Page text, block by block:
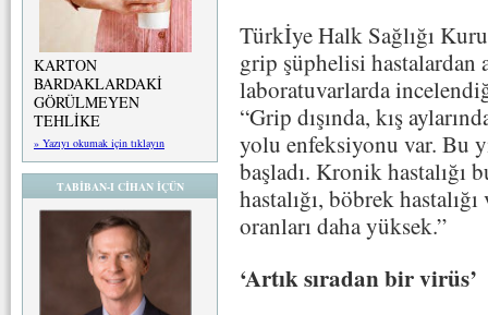
KARTON
BARDAKLARDAKİ
GÖRÜLMEYEN
TEHLİKE
» Yazıyı okumak için tıklayın
TABİBAN-I CİHAN İÇÜN
Türkİye Halk Sağlığı
grip şüphelisi hastalardan
laboratuvarlarda
“Grip dışında, kış
yolu enfeksiyonu var. Bu
başladı. Kronik hastalığı
hastalığı, böbrek
oranları daha yüksek.”
‘Artık sıradan bir virüs’